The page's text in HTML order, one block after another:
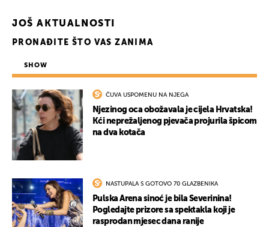
JOŠ AKTUALNOSTI
PRONAĐITE ŠTO VAS ZANIMA
SHOW
ČUVA USPOMENU NA NJEGA
Njezinog oca obožavala je cijela Hrvatska!
Kći neprežaljenog pjevača projurila špicom
na dva kotača
NASTUPALA S GOTOVO 70 GLAZBENIKA
Pulska Arena sinoć je bila Severinina!
Pogledajte prizore sa spektakla koji je
rasprodan mjesec dana ranije